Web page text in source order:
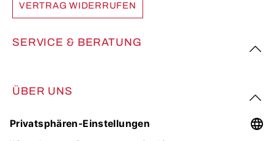
VERTRAG WIDERRUFEN
SERVICE & BERATUNG
ÜBER UNS